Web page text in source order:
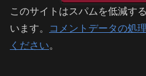
このサイトはスパムを低減す
います。
コメントデータの処
ください。